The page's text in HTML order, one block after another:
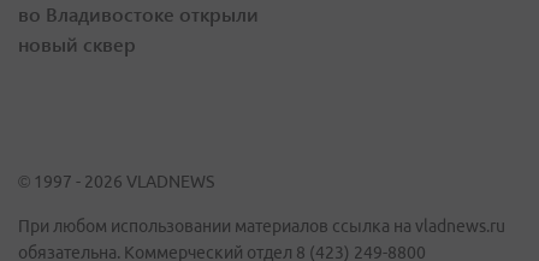
во Владивостоке открыли
новый сквер
© 1997 - 2026 VLADNEWS
При любом использовании материалов ссылка на vladnews.ru
обязательна. Коммерческий отдел 8 (423) 249-8800